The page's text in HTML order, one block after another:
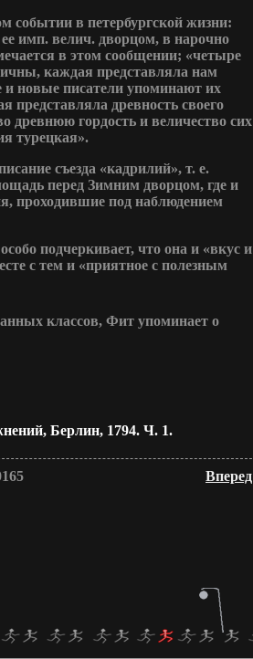
событии в петербургской жизни:
имп. велич. дворцом, в нарочно
в этом сообщении; «четыре
каждая представляла нам
и новые писатели упоминают их
представляла древность своего
древнюю гордость и величество сих
турецкая».
съезда «кадрилий», т. е.
перед Зимним дворцом, где и
проходившие под наблюдением
подчеркивает, что она и «вкус и
с тем и «приятное с полезным
классов, Фит упоминает о
Берлин, 1794. Ч. 1.
Вперед